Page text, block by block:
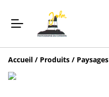
Accueil / Produits / Paysages